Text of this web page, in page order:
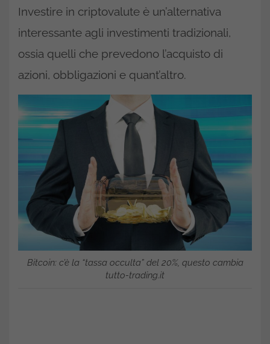
Investire in criptovalute è un’alternativa
interessante agli investimenti tradizionali,
ossia quelli che prevedono l’acquisto di
azioni, obbligazioni e quant’altro.
Bitcoin: c’è la “tassa occulta” del 20%, questo cambia
tutto-trading.it